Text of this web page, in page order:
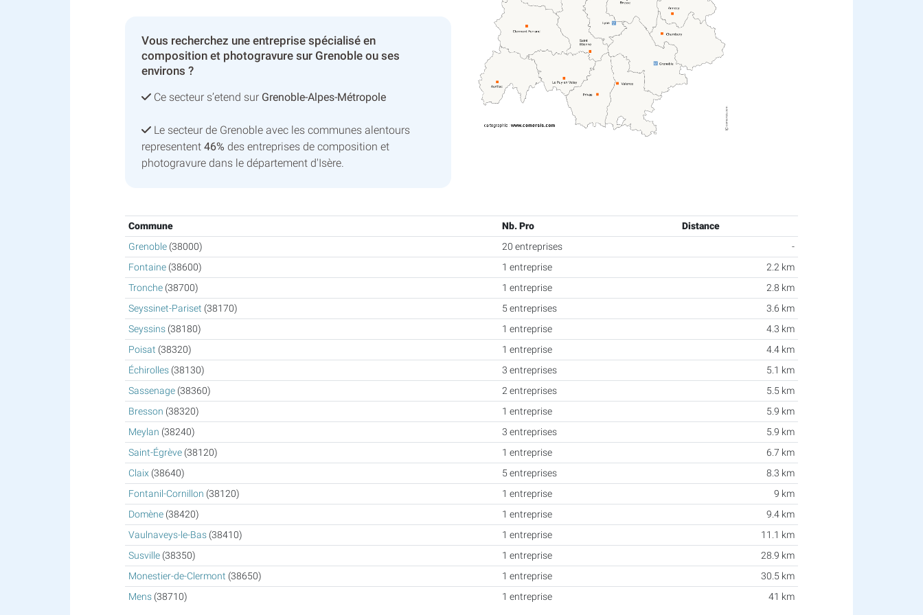
Vous recherchez une entreprise spécialisé en
composition et photogravure sur Grenoble ou ses
environs ?
Ce secteur s’etend sur Grenoble-Alpes-Métropole
Le secteur de Grenoble avec les communes alentours
representent 46% des entreprises de composition et
photogravure dans le département d'Isère.
Commune Nb. Pro
Distance
Grenoble(38000) 20 entreprises
-
Fontaine(38600) 1 entreprise
2.2 km
Tronche(38700) 1 entreprise
2.8 km
Seyssinet-Pariset (38170) 5 entreprises
3.6 km
Seyssins(38180) 1 entreprise
4.3 km
Poisat (38320) 1 entreprise
4.4 km
Échirolles(38130) 3 entreprises
5.1 km
Sassenage(38360) 2 entreprises
5.5 km
Bresson (38320) 1 entreprise
5.9 km
Meylan (38240) 3 entreprises
5.9 km
Saint-Égrève(38120) 1 entreprise
6.7 km
Claix(38640) 5 entreprises
8.3 km
Fontanil-Cornillon (38120) 1 entreprise
9 km
Domène(38420) 1 entreprise
9.4 km
Vaulnaveys-le-Bas(38410) 1 entreprise
11.1 km
Susville(38350) 1 entreprise
28.9 km
Monestier-de-Clermont (38650) 1 entreprise
30.5 km
Mens(38710) 1 entreprise 41 km